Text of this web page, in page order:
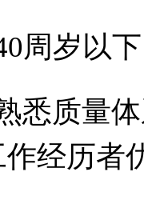
岁以下
质量体
经历者